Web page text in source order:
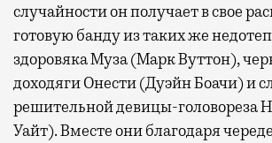
случайности он получает в свое
готовую банду из таких же
здоровяка Муза (Марк Вуттон),
доходяги Онести (Дуэйн Боачи) и
решительной девицы-головореза
Уайт). Вместе они благодаря